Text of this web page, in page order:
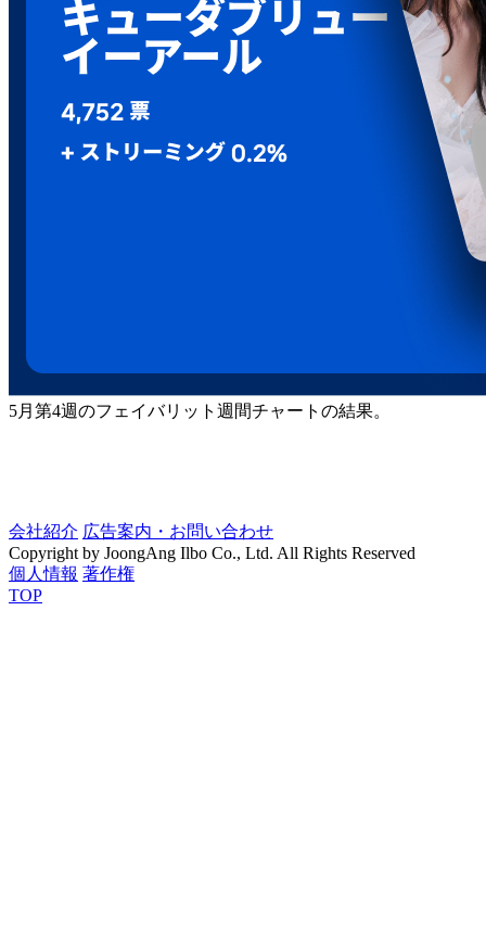
5月第4週のフェイバリット週間チャートの結果。
会社紹介 広告案内・お問い合わせ
Copyright by JoongAng Ilbo Co., Ltd. All Rights Reserved
個人情報 著作権
TOP